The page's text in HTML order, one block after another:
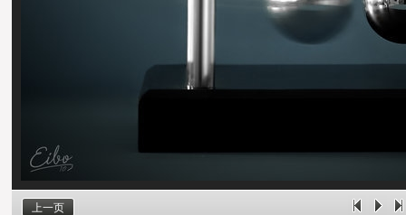
上一页